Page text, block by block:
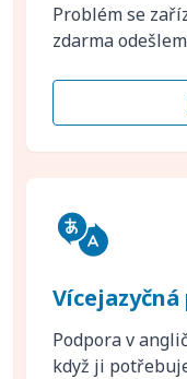
Problém se
zdarma
Vícejazyčná
Podpora v
když ji